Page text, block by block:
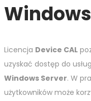
Licencja Device CAL
uzyskać dostęp do
Windows Server. W
użytkowników może